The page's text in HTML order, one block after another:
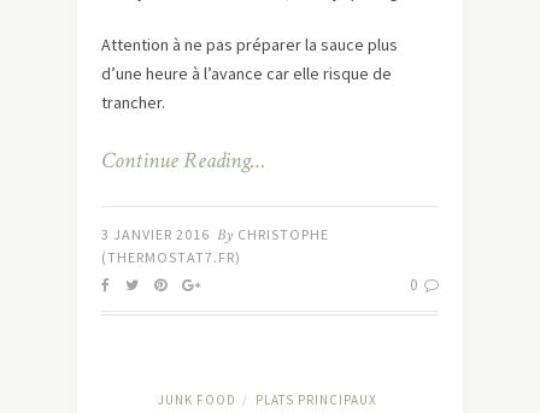
Attention à ne pas préparer la sauce plus
d’une heure à l’avance car elle risque de
trancher.
Continue Reading…
3 JANVIER 2016 By CHRISTOPHE
(THERMOSTAT7.FR)
0
JUNK FOOD / PLATS PRINCIPAUX